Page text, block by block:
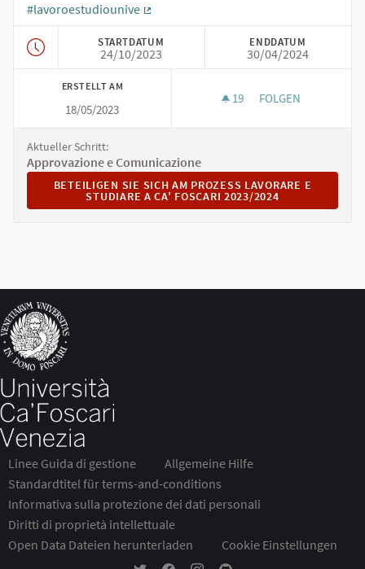
#lavoroestudiounive
STARTDATUM
24/10/2023
ENDDATUM
30/04/2024
ERSTELLT AM
18/05/2023
19 19 FOLLOWER
FOLGEN
Aktueller Schritt:
Approvazione e Comunicazione
BETEILIGEN SIE SICH AM PROZESS LAVORARE E
BETEILIGEN SIE SICH AM PROZESS LAVORARE E
STUDIARE A CA' FOSCARI 2023/2024
Linee Guida di gestione
Allgemeine Hilfe
Standardtitel für terms-and-conditions
Informativa sulla protezione dei dati personali
Diritti di proprietà intellettuale
Open Data Dateien herunterladen
Cookie Einstellungen